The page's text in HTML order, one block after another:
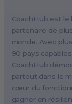
CoachHub est le
partenaire de
monde. Avec
90 pays
CoachHub
partout dans le
cœur du
gagner en
London, UK
Paris, France
Melbourne,
Amsterdam,
Milan, Italy